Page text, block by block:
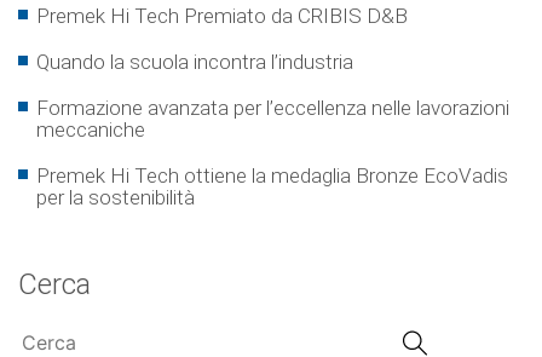
Premek Hi Tech Premiato da CRIBIS D&B
Quando la scuola incontra l’industria
Formazione avanzata per l’eccellenza nelle lavorazioni
meccaniche
Premek Hi Tech ottiene la medaglia Bronze EcoVadis
per la sostenibilità
Cerca